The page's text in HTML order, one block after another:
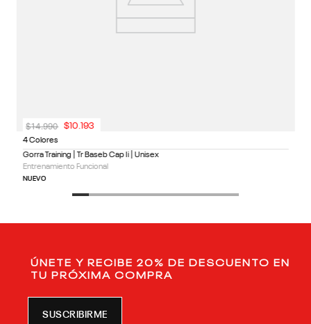
4 Colores
Gorra Training | Tr Baseb Cap Ii | Unisex
Entrenamiento Funcional
NUEVO
$14.990 $ 10. 193
ÚNETE Y RECIBE 20% DE DESCUENTO EN
TU PRÓXIMA COMPRA
SUSCRIBIRME